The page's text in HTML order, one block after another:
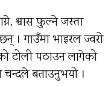
श्वास फुल्ने जस्ता
। गाउँमा भाइरल ज्वरो
टोली पठाउन लागेको
चन्दले बताउनुभयो ।